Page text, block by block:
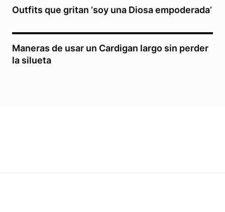
Outfits que gritan ‘soy una Diosa empoderada’
Maneras de usar un Cardigan largo sin perder
la silueta